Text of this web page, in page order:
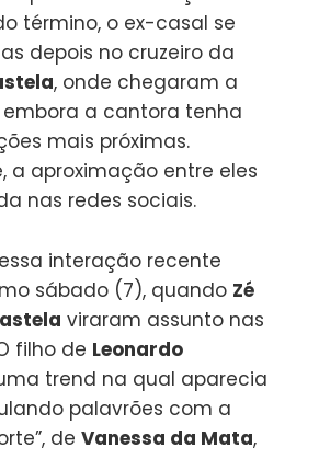
término, o ex-casal se
depois no cruzeiro da
, onde chegaram a
embora a cantora tenha
mais próximas.
a aproximação entre eles
nas redes sociais.
interação recente
sábado (7), quando Zé
viraram assunto nas
filho de Leonardo
trend na qual aparecia
palavrões com a
de Vanessa da Mata,